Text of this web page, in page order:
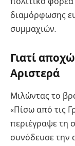
διαμόρφωσης
συμμαχιών.
Γιατί
Αριστερά
Μιλώντας το
«Πίσω από τις
περιέγραψε τη
συνόδευσε την